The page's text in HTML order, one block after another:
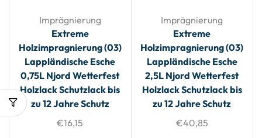
Imprägnierung
Extreme
Holzimpragnierung (03)
Lappländische Esche
0,75L Njord Wetterfest
Holzlack Schutzlack bis
zu 12 Jahre Schutz
€16,15
Imprägnierung
Extreme
Holzimpragnierung (03)
Lappländische Esche
2,5L Njord Wetterfest
Holzlack Schutzlack bis
zu 12 Jahre Schutz
€40,85